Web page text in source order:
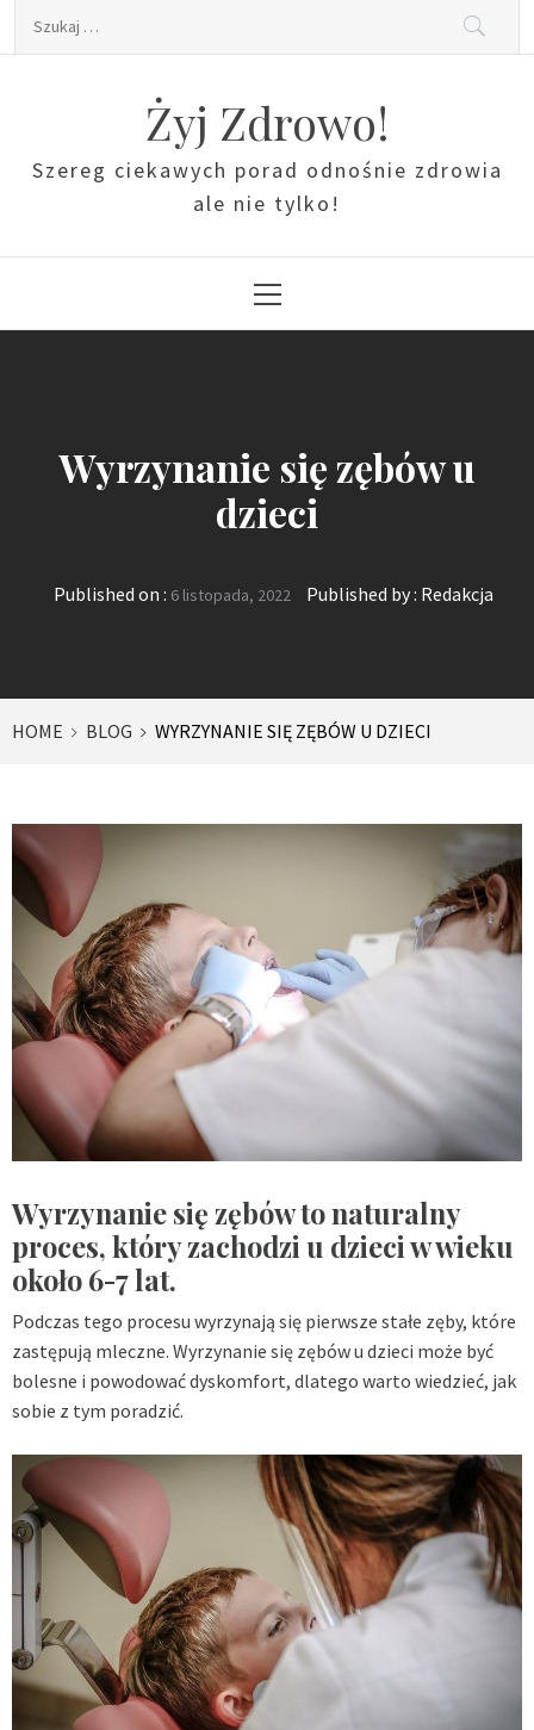
Szukaj:
Żyj Zdrowo!
Szereg ciekawych porad odnośnie zdrowia
ale nie tylko!
Menu
Wyrzynanie się zębów u
dzieci
Published on : 6 listopada, 2022 Published by : Redakcja
HOME BLOG WYRZYNANIE SIĘ ZĘBÓW U DZIECI
Wyrzynanie się zębów to naturalny
proces, który zachodzi u dzieci w wieku
około 6-7 lat.
Podczas tego procesu wyrzynają się pierwsze stałe zęby, które
zastępują mleczne. Wyrzynanie się zębów u dzieci może być
bolesne i powodować dyskomfort, dlatego warto wiedzieć, jak
sobie z tym poradzić.